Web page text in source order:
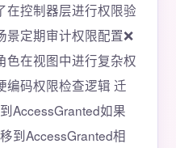
在控制器层进行权限验
定期审计权限配置❌
色在视图中进行复杂权
编码权限检查逻辑 迁
AccessGranted如果
到AccessGranted相